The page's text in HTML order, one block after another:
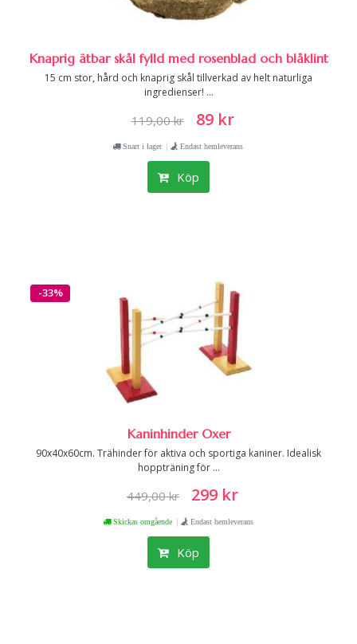
Knaprig ätbar skål fylld med rosenblad och blåklint
15 cm stor, hård och knaprig skål tillverkad av helt naturliga
ingredienser! ...
119,00 kr 89 kr
Snart i lager | Endast hemleverans
Köp
-33%
Kaninhinder Oxer
90x40x60cm. Trähinder för aktiva och sportiga kaniner. Idealisk
hoppträning för ...
449,00 kr 299 kr
Skickas omgående | Endast hemleverans
Köp